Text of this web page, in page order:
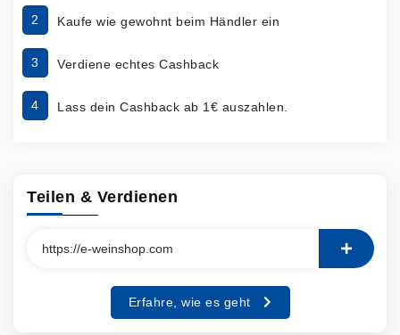
2 Kaufe wie gewohnt beim Händler ein
3 Verdiene echtes Cashback
4 Lass dein Cashback ab 1€ auszahlen.
Teilen & Verdienen
Erfahre, wie es geht